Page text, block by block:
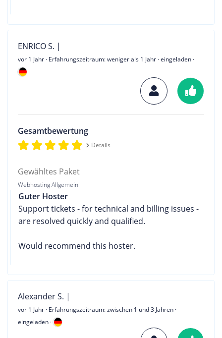
ENRICO S. |
vor 1 Jahr · Erfahrungszeitraum: weniger als 1 Jahr · eingeladen ·
Gesamtbewertung
Details
Gewähltes Paket
Webhosting Allgemein
Guter Hoster
Support tickets - for technical and billing issues -
are resolved quickly and qualified.
Would recommend this hoster.
Alexander S. |
vor 1 Jahr · Erfahrungszeitraum: zwischen 1 und 3 Jahren ·
eingeladen ·